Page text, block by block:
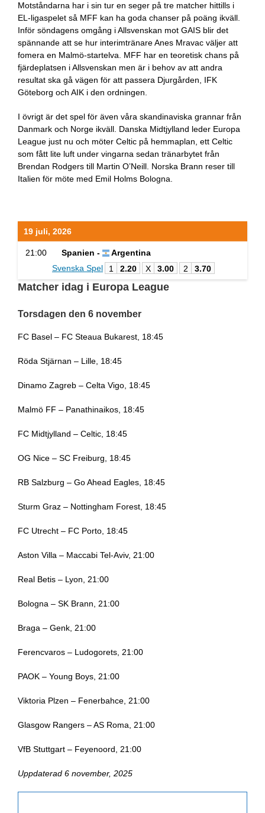
Motståndarna har i sin tur en seger på tre matcher hittills i
EL-ligaspelet så MFF kan ha goda chanser på poäng ikväll.
Inför söndagens omgång i Allsvenskan mot GAIS blir det
spännande att se hur interimtränare Anes Mravac väljer att
fomera en Malmö-startelva. MFF har en teoretisk chans på
fjärdeplatsen i Allsvenskan men är i behov av att andra
resultat ska gå vägen för att passera Djurgården, IFK
Göteborg och AIK i den ordningen.
I övrigt är det spel för även våra skandinaviska grannar från
Danmark och Norge ikväll. Danska Midtjylland leder Europa
League just nu och möter Celtic på hemmaplan, ett Celtic
som fått lite luft under vingarna sedan tränarbytet från
Brendan Rodgers till Martin O’Neill. Norska Brann reser till
Italien för möte med Emil Holms Bologna.
19 juli, 2026
21:00 Spanien -
Argentina
Svenska Spel
1 2.20 X 3.00 2 3.70
Matcher idag i Europa League
Torsdagen den 6 november
FC Basel – FC Steaua Bukarest, 18:45
Röda Stjärnan – Lille, 18:45
Dinamo Zagreb – Celta Vigo, 18:45
Malmö FF – Panathinaikos, 18:45
FC Midtjylland – Celtic, 18:45
OG Nice – SC Freiburg, 18:45
RB Salzburg – Go Ahead Eagles, 18:45
Sturm Graz – Nottingham Forest, 18:45
FC Utrecht – FC Porto, 18:45
Aston Villa – Maccabi Tel-Aviv, 21:00
Real Betis – Lyon, 21:00
Bologna – SK Brann, 21:00
Braga – Genk, 21:00
Ferencvaros – Ludogorets, 21:00
PAOK – Young Boys, 21:00
Viktoria Plzen – Fenerbahce, 21:00
Glasgow Rangers – AS Roma, 21:00
VfB Stuttgart – Feyenoord, 21:00
Uppdaterad 6 november, 2025